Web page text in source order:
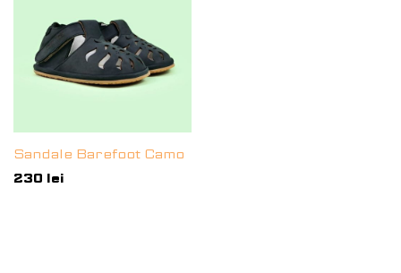
Sandale Barefoot Camo
230 lei